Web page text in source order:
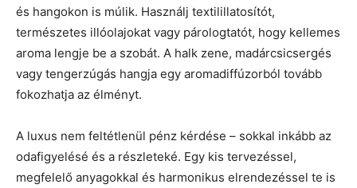
és hangokon is múlik. Használj textilillatosítót,
természetes illóolajokat vagy párologtatót, hogy kellemes
aroma lengje be a szobát. A halk zene, madárcsicsergés
vagy tengerzúgás hangja egy aromadiffúzorból tovább
fokozhatja az élményt.
A luxus nem feltétlenül pénz kérdése – sokkal inkább az
odafigyelésé és a részleteké. Egy kis tervezéssel,
megfelelő anyagokkal és harmonikus elrendezéssel te is